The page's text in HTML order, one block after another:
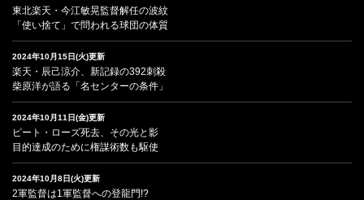
東北楽天・今江敏晃監督解任の波紋
「使い捨て」で問われる球団の体質
2024年10月15日(火)更新
楽天・辰己涼介、新記録の392刺殺
柴原洋が語る「名センターの条件」
2024年10月11日(金)更新
ピート・ローズ死去、その光と影
目的達成のために権謀術数も駆使
2024年10月8日(火)更新
2軍監督は1軍監督への登龍門!?